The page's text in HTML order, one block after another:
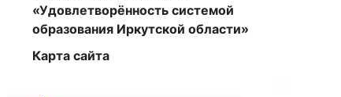
«Удовлетворённость системой
образования Иркутской области»
Карта сайта